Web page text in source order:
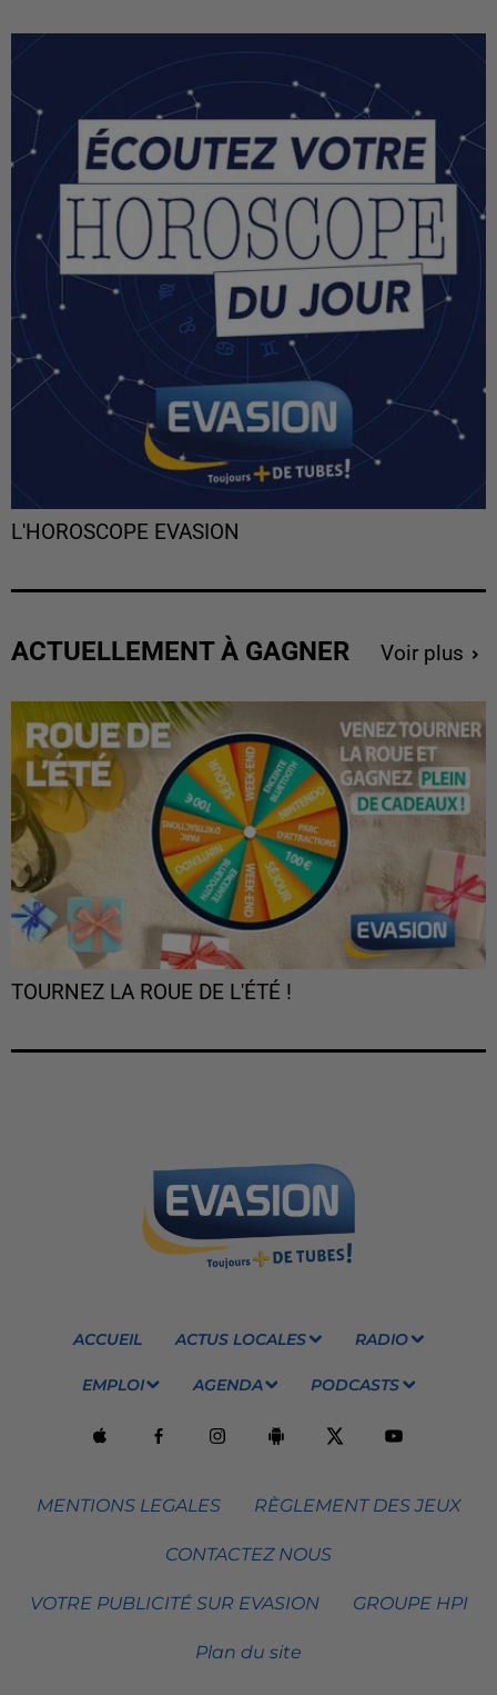
L'HOROSCOPE EVASION
ACTUELLEMENT À GAGNER Voir plus
TOURNEZ LA ROUE DE L'ÉTÉ !
ACCUEIL ACTUS LOCALES RADIO
EMPLOI AGENDA PODCASTS
MENTIONS LEGALES RÈGLEMENT DES JEUX
CONTACTEZ NOUS
VOTRE PUBLICITÉ SUR EVASION GROUPE HPI
Plan du site